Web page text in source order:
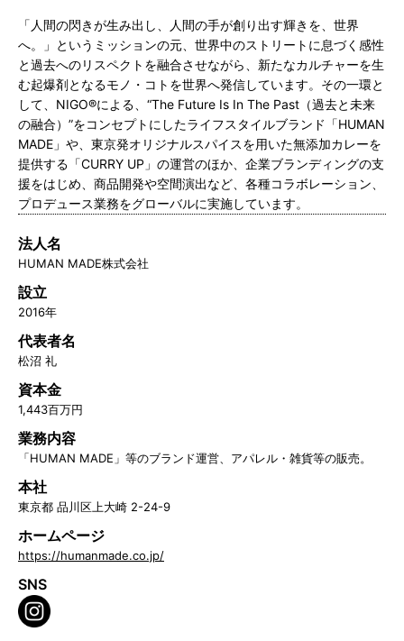
「人間の閃きが生み出し、人間の手が創り出す輝きを、世界
へ。」というミッションの元、世界中のストリートに息づく感性
と過去へのリスペクトを融合させながら、新たなカルチャーを生
む起爆剤となるモノ・コトを世界へ発信しています。その一環と
して、NIGO®による、“The Future Is In The Past（過去と未来
の融合）”をコンセプトにしたライフスタイルブランド「HUMAN
MADE」や、東京発オリジナルスパイスを用いた無添加カレーを
提供する「CURRY UP」の運営のほか、企業ブランディングの支
援をはじめ、商品開発や空間演出など、各種コラボレーション、
プロデュース業務をグローバルに実施しています。
法人名
HUMAN MADE株式会社
設立
2016年
代表者名
松沼 礼
資本金
1,443百万円
業務内容
「HUMAN MADE」等のブランド運営、アパレル・雑貨等の販売。
本社
東京都 品川区上大崎 2-24-9
ホームページ
https://humanmade.co.jp/
SNS